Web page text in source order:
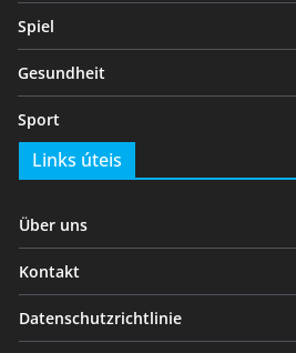
Spiel
Gesundheit
Sport
Links úteis
Über uns
Kontakt
Datenschutzrichtlinie